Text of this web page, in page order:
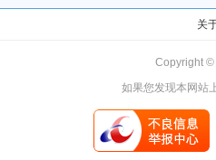
关
Copyright ©
如果您发现本网站